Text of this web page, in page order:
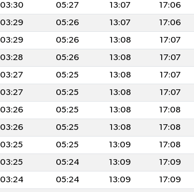
03:30 05:27 13:07 17:06
03:29 05:26 13:07 17:06
03:29 05:26 13:08 17:07
03:28 05:26 13:08 17:07
03:27 05:25 13:08 17:07
03:27 05:25 13:08 17:07
03:26 05:25 13:08 17:08
03:26 05:25 13:08 17:08
03:25 05:25 13:09 17:08
03:25 05:24 13:09 17:09
03:24 05:24 13:09 17:09